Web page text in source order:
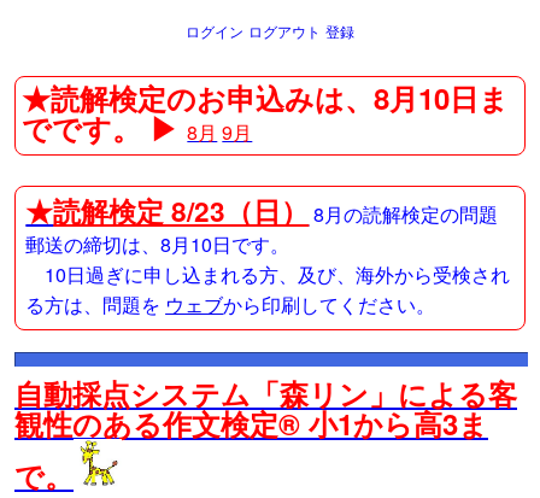
ログイン ログアウト 登録
★読解検定のお申込みは、8月10日ま
でです。 ▶8月 9月
★読解検定 8/23（日）
8月の読解検定の問題
郵送の締切は、8月10日です。
10日過ぎに申し込まれる方、及び、海外から受検され
る方は、問題を ウェブから印刷してください。
自動採点システム「森リン」による客
観性のある作文検定® 小1から高3ま
で。